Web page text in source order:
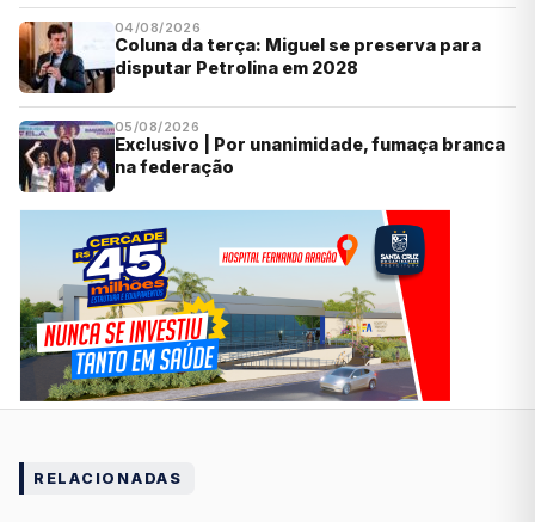
04/08/2026
Coluna da terça: Miguel se preserva para
disputar Petrolina em 2028
05/08/2026
Exclusivo | Por unanimidade, fumaça branca
na federação
RELACIONADAS